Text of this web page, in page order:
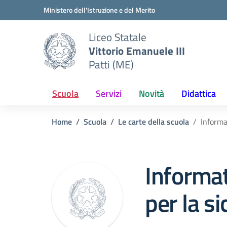
Vai ai contenuti
Vai al menu di navigazioneMinistero dell'Istruzione e del Merito
Liceo Statale
Vittorio Emanuele III
Patti (ME)
Scuola Servizi Novità Didattica
Home Scuola Le carte della scuola
per la